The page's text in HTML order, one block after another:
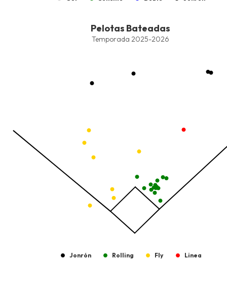
Combination chart with 8 data series.
The chart has 1 X axis displaying values. Data ranges from -
Pelotas Bateadas
Temporada 2025-2026
Jonrón Rolling Fly Linea